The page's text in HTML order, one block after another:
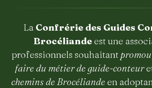
La Confrérie des Guides
Brocéliandeest une
professionnels souhaitant
faire du métier de guide-conteur
chemins de Brocéliande en